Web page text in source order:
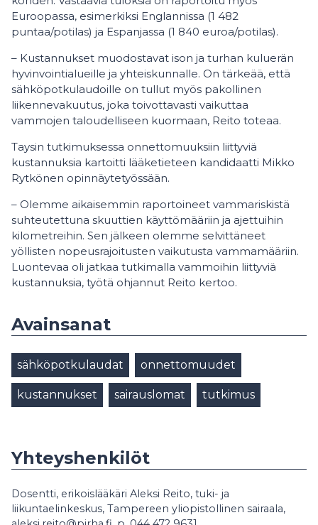
Euroopassa, esimerkiksi Englannissa (1 482
puntaa/potilas) ja Espanjassa (1 840 euroa/potilas).
– Kustannukset muodostavat ison ja turhan kuluerän
hyvinvointialueille ja yhteiskunnalle. On tärkeää, että
sähköpotkulaudoille on tullut myös pakollinen
liikennevakuutus, joka toivottavasti vaikuttaa
vammojen taloudelliseen kuormaan, Reito toteaa.
Taysin tutkimuksessa onnettomuuksiin liittyviä
kustannuksia kartoitti lääketieteen kandidaatti Mikko
Rytkönen opinnäytetyössään.
– Olemme aikaisemmin raportoineet vammariskistä
suhteutettuna skuuttien käyttömääriin ja ajettuihin
kilometreihin. Sen jälkeen olemme selvittäneet
yöllisten nopeusrajoitusten vaikutusta vammamääriin.
Luontevaa oli jatkaa tutkimalla vammoihin liittyviä
kustannuksia, työtä ohjannut Reito kertoo.
Avainsanat
sähköpotkulaudat onnettomuudet
kustannukset sairauslomat tutkimus
Yhteyshenkilöt
Dosentti, erikoislääkäri Aleksi Reito, tuki- ja
liikuntaelinkeskus, Tampereen yliopistollinen sairaala,